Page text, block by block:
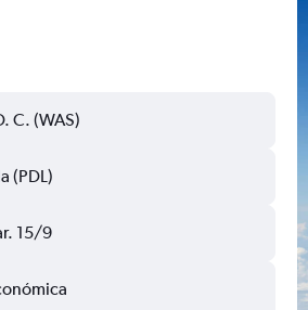
C. (WAS)
(PDL)
15/9